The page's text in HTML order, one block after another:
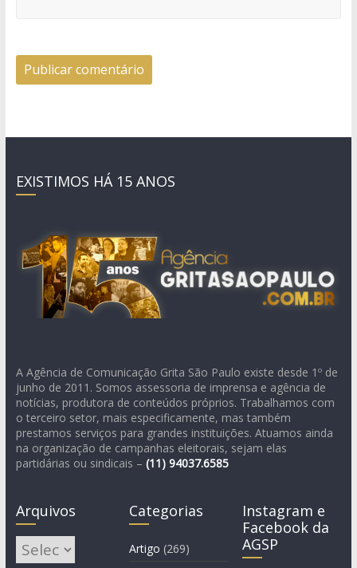
EXISTIMOS HÁ 15 ANOS
A Agência de Comunicação Grita São Paulo existe desde 1º de
junho de 2011. Somos assessoria de imprensa e agência de
notícias, produtora de conteúdos próprios. Trabalhamos com
o terceiro setor, mais especificamente, mas também
prestamos serviços para grandes instituições. Atuamos ainda
na organização de campanhas eleitorais, sejam elas
partidárias ou sindicais – (11) 94037.6585
Arquivos
Arquivos
Categorias
Artigo (269)
Instagram e
Facebook da
AGSP